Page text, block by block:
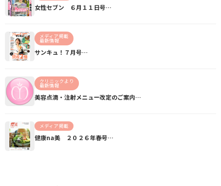
女性セブン ６月１１日号…
メディア掲載
最新情報
サンキュ！７月号…
クリニックより
最新情報
美容点滴・注射メニュー改定のご案内…
メディア掲載
健康na美 ２０２６年春号…